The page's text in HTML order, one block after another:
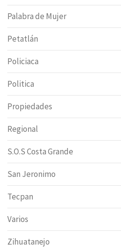
Palabra de Mujer
Petatlán
Policiaca
Politica
Propiedades
Regional
S.O.S Costa Grande
San Jeronimo
Tecpan
Varios
Zihuatanejo